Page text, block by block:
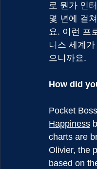
로 뭔가 인
몇 년에 걸
요. 이런 프
니스 세계
으니까요.
How did
Pocket
Happiness
charts are
Olivier, the
based on